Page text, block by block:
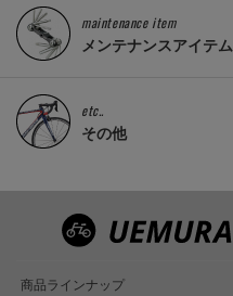
maintenance item
メンテナンスアイテム
etc..
その他
商品ラインナップ